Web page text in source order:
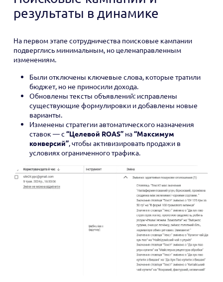
результаты в динамике
На первом этапе сотрудничества поисковые кампании
подверглись минимальным, но целенаправленным
изменениям.
Были отключены ключевые слова, которые тратили
бюджет, но не приносили дохода.
Обновлены тексты объявлений: исправлены
существующие формулировки и добавлены новые
варианты.
Изменены стратегии автоматического назначения
ставок — с “Целевой ROAS” на“Максимум
конверсий”, чтобы активизировать продажи в
условиях ограниченного трафика.